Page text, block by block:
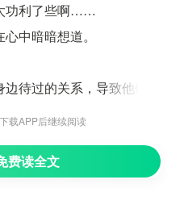
功利了些啊……
中暗暗想道。
待过的关系，导致他们编
的相关烙印。
载APP后继续阅读
费读全文